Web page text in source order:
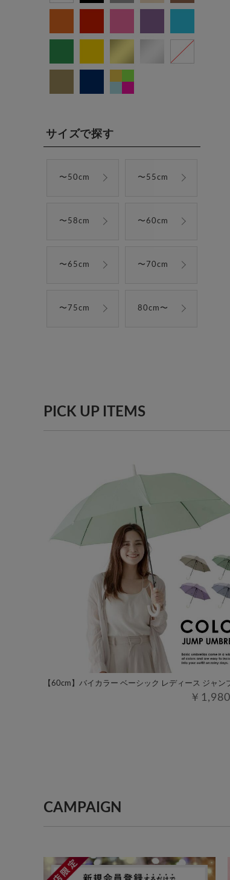
サイズで探す
〜50cm 〜55cm
〜58cm 〜60cm
〜65cm 〜70cm
〜75cm 80cm〜
PICK UP ITEMS
【60cm】バイカラー ベーシック レディース ジャン
￥1,980
CAMPAIGN